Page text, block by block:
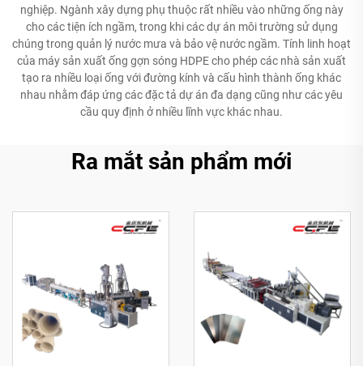
nghiệp. Ngành xây dựng phụ thuộc rất nhiều vào những ống này
cho các tiện ích ngầm, trong khi các dự án môi trường sử dụng
chúng trong quản lý nước mưa và bảo vệ nước ngầm. Tính linh hoạt
của máy sản xuất ống gợn sóng HDPE cho phép các nhà sản xuất
tạo ra nhiều loại ống với đường kính và cấu hình thành ống khác
nhau nhằm đáp ứng các đặc tả dự án đa dạng cũng như các yêu
cầu quy định ở nhiều lĩnh vực khác nhau.
Ra mắt sản phẩm mới